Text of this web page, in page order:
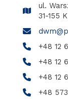
ul.
31-155
+48 12
+48 12
+48 12
+48